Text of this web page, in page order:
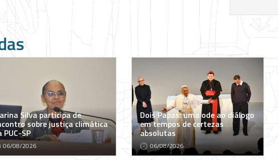
Silva participa de
sobre justiça climática
PUC-SP
06/08/2026
Dois Papas: uma ode ao diálogo
em tempos de certezas
absolutas
06/08/2026